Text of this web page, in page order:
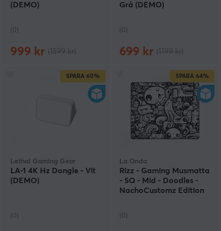
(DEMO)
(0)
999 kr
Grå (DEMO)
(0)
699 kr
SPARA 60%
Lethal Gaming Gear
LA-1 4K Hz Dongle - Vit
(DEMO)
(0)
SPARA 64%
La Onda
Rizz - Gaming Musmatta
- SQ - Mid - Doodles -
NachoCustomz Edition
(0)